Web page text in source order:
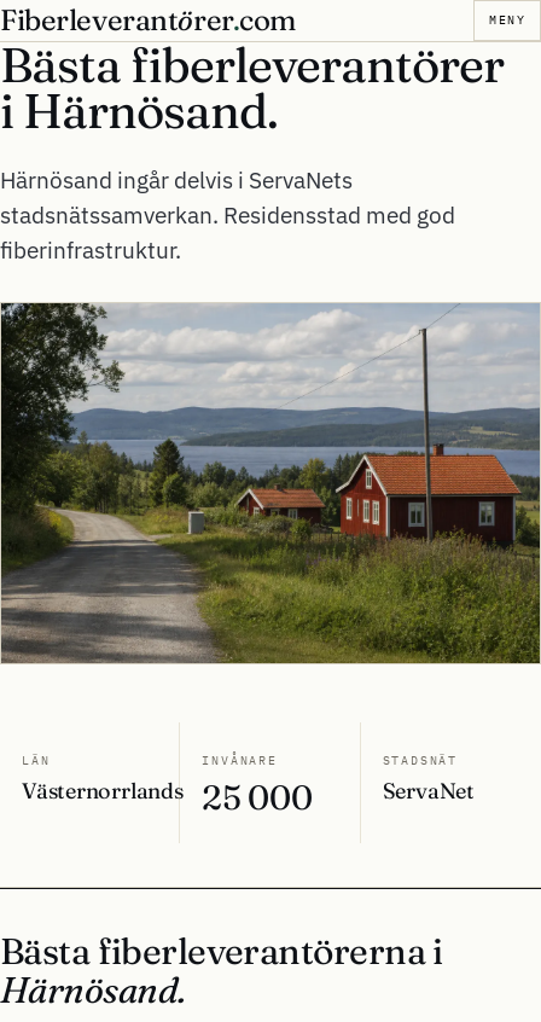
Fiberleverantörer.com MENY
Bästa fiberleverantörer
i Härnösand.
Härnösand ingår delvis i ServaNets
stadsnätssamverkan. Residensstad med god
fiberinfrastruktur.
LÄN
Västernorrlands
INVÅNARE
25 000
STADSNÄT
ServaNet
Bästa fiberleverantörerna i
Härnösand.